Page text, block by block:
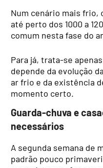
Num cenário mais
até perto dos 1000 a
comum nesta fase do
Para já, trata-se
depende da evolução
ar frio e da existência
momento certo.
Guarda-chuva e
necessários
A segunda semana de
padrão pouco